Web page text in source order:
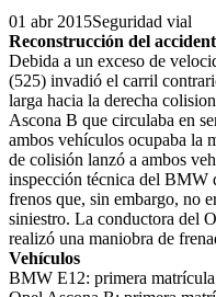
01 abr 2015Seguridad vial
Reconstrucción del
Debida a un exceso de
(525) invadió el carril
larga hacia la derecha
Ascona B que circulaba en
ambos vehículos ocupaba la
de colisión lanzó a ambos
inspección técnica del BMW
frenos que, sin embargo, no
siniestro. La conductora del
realizó una maniobra de
Vehículos
BMW E12: primera